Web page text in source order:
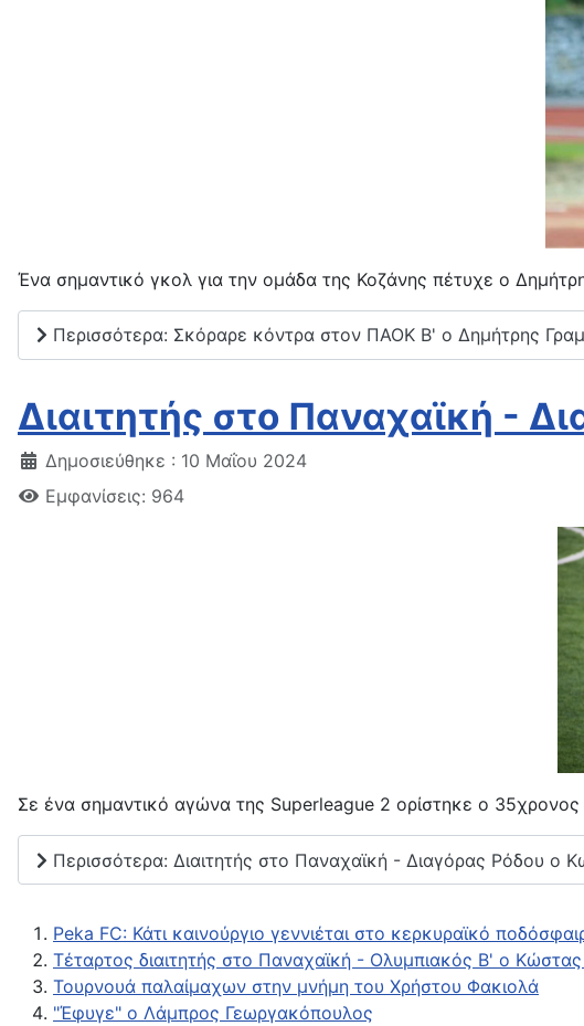
Ένα σημαντικό γκολ για την ομάδα της Κοζάνης πέτυχε ο
Περισσότερα: Σκόραρε κόντρα στον ΠΑΟΚ Β' ο Δημήτρης
Διαιτητής στο Παναχαϊκή -
Δημοσιεύθηκε : 10 Μαΐου 2024
Εμφανίσεις: 964
Σε ένα σημαντικό αγώνα της Superleague 2 ορίστηκε ο 35χρονος
Περισσότερα: Διαιτητής στο Παναχαϊκή - Διαγόρας Ρόδου ο
Peka FC: Κάτι καινούργιο γεννιέται στο κερκυραϊκό
Τέταρτος διαιτητής στο Παναχαϊκή - Ολυμπιακός Β' ο Κώστας
Τουρνουά παλαίμαχων στην μνήμη του Χρήστου Φακιολά
"Έφυγε" ο Λάμπρος Γεωργακόπουλος